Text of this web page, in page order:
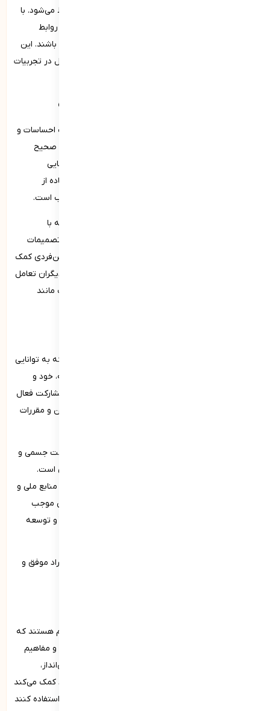
اصول انسانی و کمک به دیگران در حل مشکلات نیز مربوط می‌شود. با
تقویت خردورزی، افراد می‌توانند تصمیمات بهتری بگیرند، روابط
سالم‌تری برقرار کنند و زندگی موفق‌تر و معنادارتری داشته باشند. این
مهارت با مطالعه، تفکر عمیق، مشاوره با افراد مجرب و تأمل در تجربیات
مدیریت احساسات و هیجانات از شایستگی‌های فردی
یکی دیگر از زیر مجموعه­‌های شایستگی‌های فردی مدیریت احساسات و
هیجانات است که به توانایی فرد در شناخت، کنترل و ابراز صحیح
احساسات و هیجانات خود اشاره دارد. این مهارت شامل توانایی
تشخیص احساسات، درک علت‌ها و پیامدهای آن‌ها و استفاده از
راهبردهای مناسب برای کنترل و کاهش استرس و اضطراب است.
فردی که مدیریت احساسات خوبی دارد، می‌تواند در مواجهه با
موقعیت‌های چالش‌برانگیز خونسردی خود را حفظ کرده و تصمیمات
منطقی‌تری بگیرد. این توانایی همچنین به بهبود روابط بین‌فردی کمک
می‌کند؛ زیرا فرد قادر است به شیوه‌ای سازنده و مثبت با دیگران تعامل
کند. پرورش این مهارت نیازمند تمرین تکنیک‌های مختلف مانند
مسئولیت‌پذیری یکی از شایستگی‌های فردی اساسی است که به توانایی
فرد در قبول و انجام وظایف و تعهدات خود در قبال جامعه، خود و
میهن اشاره دارد. مسئولیت‌پذیری در قبال جامعه شامل مشارکت فعال
در فعالیت‌های اجتماعی، کمک به هم‌نوعان و رعایت قوانین و مقررات
در قبال خود نیز مسئولیت‌پذیری به معنای توجه به سلامت جسمی و
روانی، یادگیری مستمر و تلاش برای بهبود فردی و حرفه‌ای است.
مسئولیت‌پذیری نسبت به میهن به معنای وفاداری، حفظ منابع ملی و
تلاش برای پیشرفت و سربلندی کشور است. این شایستگی موجب
می‌شود افراد نقش موثرتری در جامعه ایفا کنند و به رشد و توسعه
پرورش مسئولیت‌پذیری از طریق آموزش، الگوبرداری از افراد موفق و
مدیریت مالی و سواد مالی از دیگر شایستگی‌های فردی مهم هستند که
به توانایی فرد در مدیریت صحیح منابع مالی و درک اصول و مفاهیم
مالی اشاره دارند. این مهارت شامل برنامه‌ریزی بودجه، پس‌انداز،
سرمایه‌گذاری و مدیریت بدهی‌ها است. سواد مالی به افراد کمک می‌کند
تا تصمیمات مالی هوشمندانه بگیرند، از منابع خود بهینه استفاده کنند